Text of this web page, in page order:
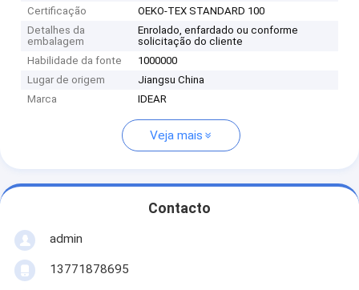
Certificação
OEKO-TEX STANDARD 100
Detalhes da
embalagem
Enrolado, enfardado ou conforme
solicitação do cliente
Habilidade da fonte
1000000
Lugar de origem
Jiangsu China
Marca
IDEAR
Veja mais
Contacto
admin
13771878695